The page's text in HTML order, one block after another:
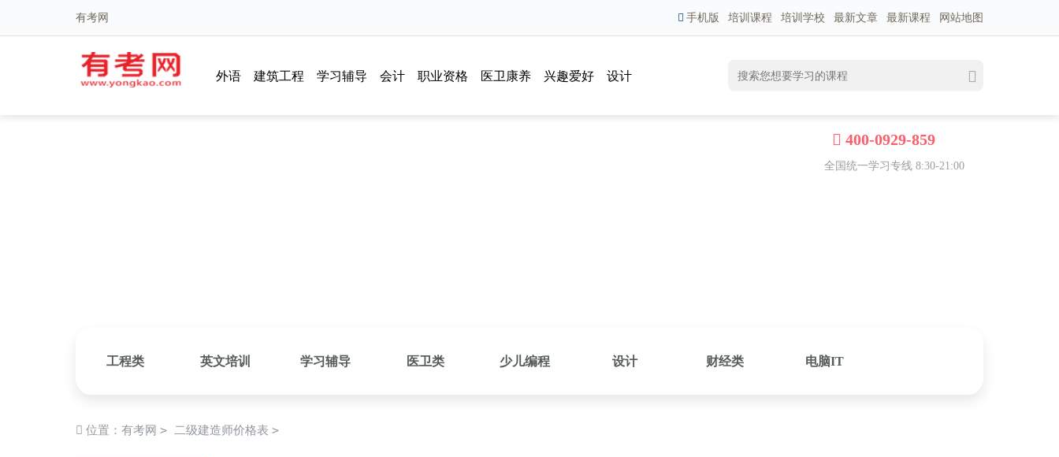
手机版 培训课程 培训学校 最新文章 最新课程 网站地图
有考网
外语 建筑工程 学习辅导 会计 职业资格 医卫康养 兴趣爱好 设计
400-0929-859
全国统一学习专线 8:30-21:00
工程类 英文培训 学习辅导 医卫类 少儿编程 设计 财经类 电脑IT
位置： 有考网 > 二级建造师价格表 >